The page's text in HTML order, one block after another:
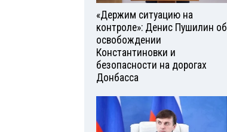
«Держим ситуацию на
контроле»: Денис Пушилин об
освобождении
Константиновки и
безопасности на дорогах
Донбасса